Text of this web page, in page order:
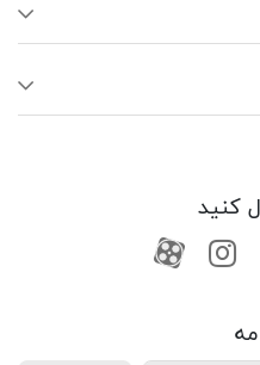
کنید
کانال آپارات
کانال آپارات